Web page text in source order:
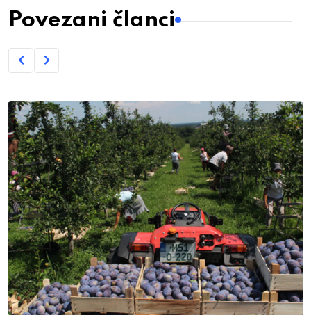
Povezani članci